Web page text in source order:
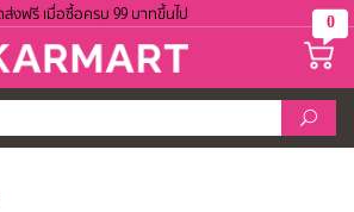
ส่งฟรี เมื่อซื้อครบ 99 บาทขึ้นไป 0